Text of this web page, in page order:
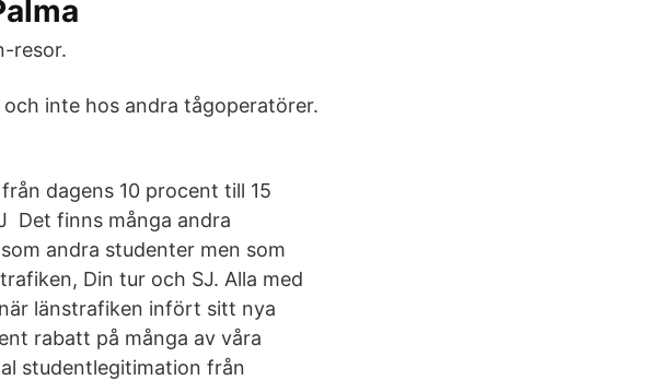
resor.
inte hos andra tågoperatörer.
dagens 10 procent till 15
Det finns många andra
andra studenter men som
Din tur och SJ. Alla med
länstrafiken infört sitt nya
rabatt på många av våra
studentlegitimation från